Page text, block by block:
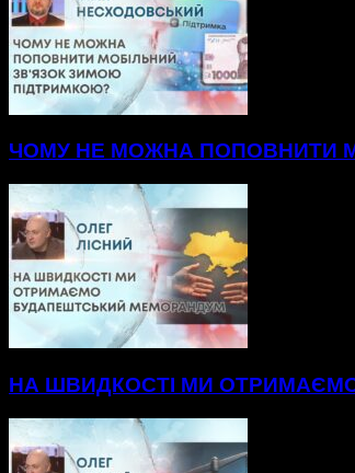
ЧОМУ НЕ МОЖНА ПОПОВНИТИ
НА ШВИДКОСТІ МИ